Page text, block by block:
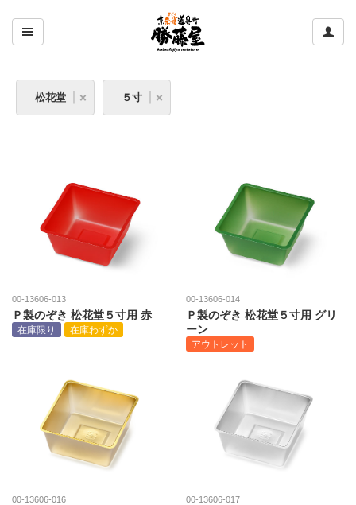
ここをクリックして左のメニューを開閉する
松花堂 ５寸
00-13606-013
Ｐ製のぞき 松花堂５寸用 赤
在庫限り 在庫わずか
00-13606-014
Ｐ製のぞき 松花堂５寸用 グリ
ーン
アウトレット
00-13606-016 00-13606-017